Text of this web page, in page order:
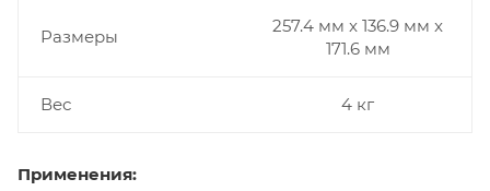
Размеры
257.4 мм x 136.9 мм x
171.6 мм
Вес 4 кг
Применения: